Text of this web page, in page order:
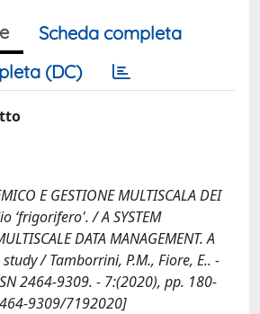
Scheda completa
(DC)
E GESTIONE MULTISCALA DEI
‘frigorifero'. / A SYSTEM
DATA MANAGEMENT. A
study / Tamborrini, P.M., Fiore, E.. -
2464-9309. - 7:(2020), pp. 180-
9309/7192020]